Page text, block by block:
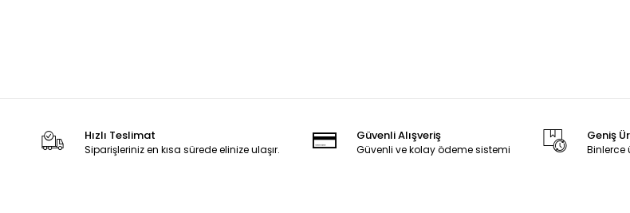
Hızlı Teslimat
Siparişleriniz en kısa sürede elinize ulaşır.
Güvenli Alışveriş
Güvenli ve kolay ödeme sistemi
Geniş
Binlerce